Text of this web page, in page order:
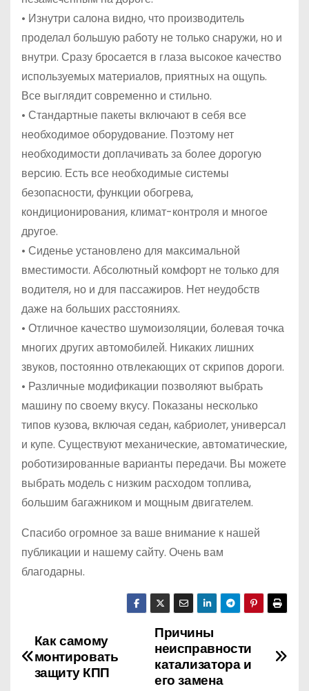
• Изнутри салона видно, что производитель
проделал большую работу не только снаружи, но и
внутри. Сразу бросается в глаза высокое качество
используемых материалов, приятных на ощупь.
Все выглядит современно и стильно.
• Стандартные пакеты включают в себя все
необходимое оборудование. Поэтому нет
необходимости доплачивать за более дорогую
версию. Есть все необходимые системы
безопасности, функции обогрева,
кондиционирования, климат-контроля и многое
другое.
• Сиденье установлено для максимальной
вместимости. Абсолютный комфорт не только для
водителя, но и для пассажиров. Нет неудобств
даже на больших расстояниях.
• Отличное качество шумоизоляции, болевая точка
многих других автомобилей. Никаких лишних
звуков, постоянно отвлекающих от скрипов дороги.
• Различные модификации позволяют выбрать
машину по своему вкусу. Показаны несколько
типов кузова, включая седан, кабриолет, универсал
и купе. Существуют механические, автоматические,
роботизированные варианты передачи. Вы можете
выбрать модель с низким расходом топлива,
большим багажником и мощным двигателем.
Спасибо огромное за ваше внимание к нашей
публикации и нашему сайту. Очень вам
благодарны.
Н
а
Причины
неисправности
катализатора и
его замена
Как самому
монтировать
защиту КПП